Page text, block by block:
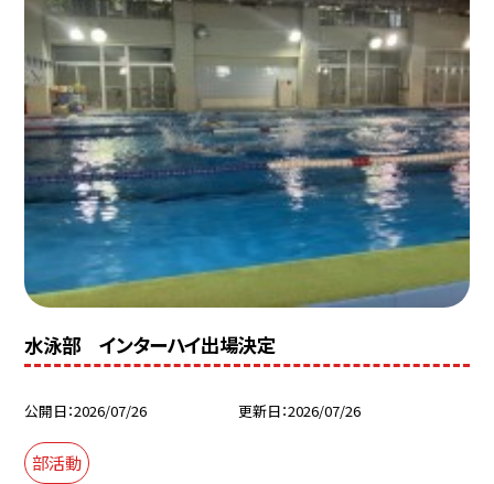
水泳部 インターハイ出場決定
公開日 2026/07/26 更新日 2026/07/26
部活動